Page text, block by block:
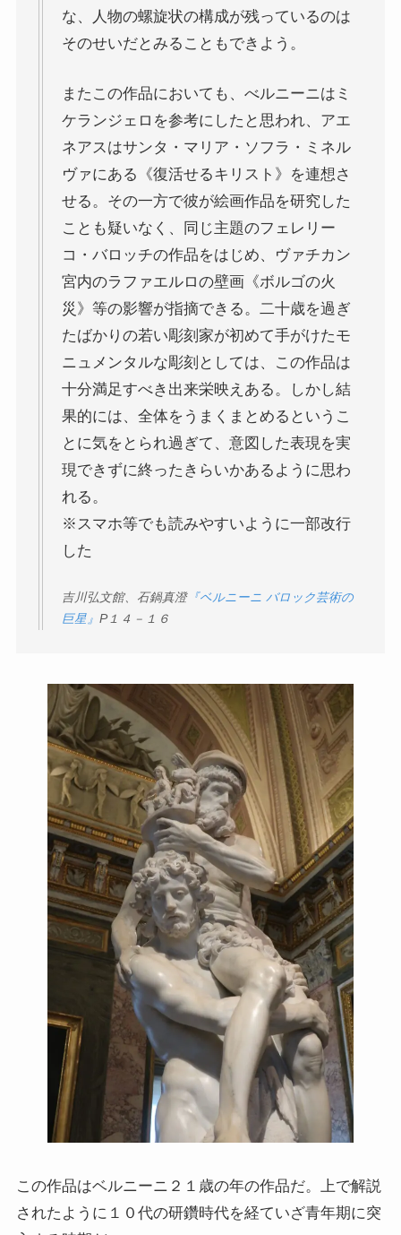
な、人物の螺旋状の構成が残っているのは
そのせいだとみることもできよう。
またこの作品においても、べルニーニはミ
ケランジェロを参考にしたと思われ、アエ
ネアスはサンタ・マリア・ソフラ・ミネル
ヴァにある《復活せるキリスト》を連想さ
せる。その一方で彼が絵画作品を研究した
ことも疑いなく、同じ主題のフェレリー
コ・バロッチの作品をはじめ、ヴァチカン
宮内のラファエルロの壁画《ボルゴの火
災》等の影響が指摘できる。二十歳を過ぎ
たばかりの若い彫刻家が初めて手がけたモ
ニュメンタルな彫刻としては、この作品は
十分満足すべき出来栄映えある。しかし結
果的には、全体をうまくまとめるというこ
とに気をとられ過ぎて、意図した表現を実
現できずに終ったきらいかあるように思わ
れる。
※スマホ等でも読みやすいように一部改行
した
吉川弘文館、石鍋真澄『ベルニーニ バロック芸術の
巨星』 P１４－１６
この作品はベルニーニ２１歳の年の作品だ。上で解説
されたように１０代の研鑽時代を経ていざ青年期に突